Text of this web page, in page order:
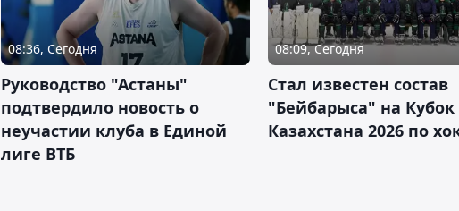
08:36, Сегодня
Руководство "Астаны"
подтвердило новость о
неучастии клуба в Единой
лиге ВТБ
08:09, Сегодня
Стал известен состав
"Бейбарыса" на Кубок
Казахстана 2026 по